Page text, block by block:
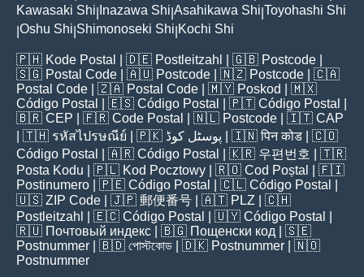
Kawasaki Shi Inazawa Shi Asahikawa Shi Toyohashi Shi
Oshu Shi Shimonoseki Shi Kochi Shi
🇵🇭 Kode Postal | 🇩🇪 Postleitzahl | 🇬🇧 Postcode
🇸🇬 Postal Code | 🇦🇺 Postcode | 🇳🇿 Postcode | 🇨🇦
Postal Code | 🇿🇦 Postal Code | 🇲🇾 Poskod
| 🇲🇽
Código Postal
| 🇪🇸 Código Postal | 🇵🇹 Código Postal
🇧🇷 CEP | 🇫🇷 Code Postal | 🇳🇱 Postcode | 🇮🇹 CAP
| 🇹🇭 รหัสไปรษณีย์ | 🇵🇰 پوسٹل کوڈ | 🇮🇳पिन कोड | 🇨🇴
Código Postal
| 🇦🇷 Código Postal | 🇰🇷 우편번호
| 🇹🇷
Posta Kodu | 🇵🇱 Kod Pocztowy | 🇷🇴 Cod Poștal
| 🇫🇮
Postinumero | 🇵🇪 Código Postal | 🇨🇱 Código Postal
🇺🇸 ZIP Code | 🇯🇵 郵便番号 | 🇦🇹 PLZ | 🇨🇭
Postleitzahl
| 🇪🇨 Código Postal | 🇺🇾 Código Postal
🇷🇺 Почтовый индекс | 🇧🇬 Пощенски код | 🇸🇪
Postnummer | 🇧🇩 পোস্টকোড | 🇩🇰 Postnummer | 🇳🇴
Postnummer